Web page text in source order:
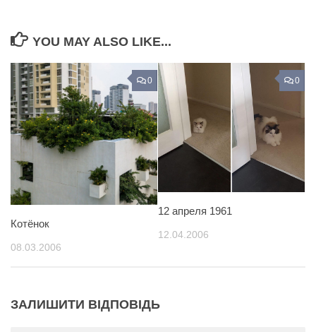
YOU MAY ALSO LIKE...
0
Котёнок
08.03.2006
0
12 апреля 1961
12.04.2006
ЗАЛИШИТИ ВІДПОВІДЬ